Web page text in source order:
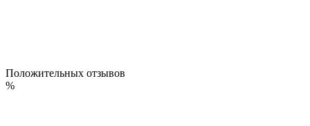
Положительных отзывов
%